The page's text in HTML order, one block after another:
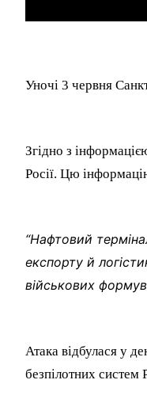
Уночі 3 червня
Згідно з
Росії. Цю
“Нафтовий
експорту й
військових
Атака відбулася у
безпілотних систем